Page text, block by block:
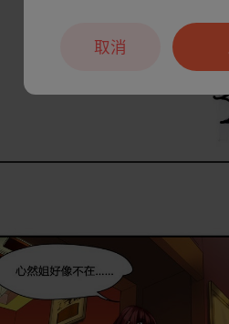
取消